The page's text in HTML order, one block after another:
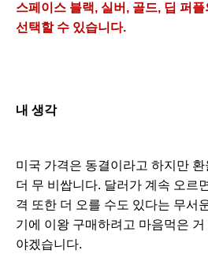
스페이스 블랙, 실버, 골드, 딥 퍼
선택할 수 있습니다.
내 생각
미국 가격은 동결이라고 하지만
더 무 비쌉니다. 달러가 계속 오르
격 또한 더 오를 수도 있다는 무서
기에 이왕 구매하려고 마음먹은
야겠습니다.